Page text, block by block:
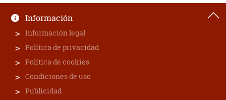
Información
Información legal
Política de privacidad
Política de cookies
Condiciones de uso
Publicidad